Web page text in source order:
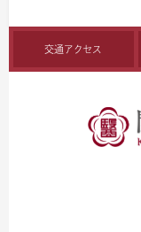
交通アクセス